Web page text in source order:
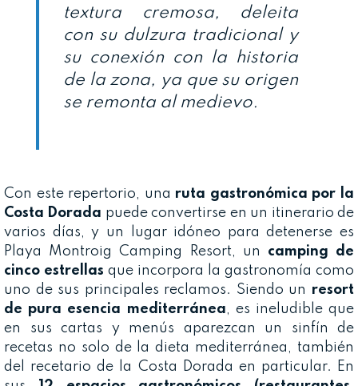
textura cremosa, deleita
con su dulzura tradicional y
su conexión con la historia
de la zona, ya que su origen
se remonta al medievo.
Con este repertorio, una ruta gastronómica por la
Costa Dorada puede convertirse en un itinerario de
varios días, y un lugar idóneo para detenerse es
Playa Montroig Camping Resort, un camping de
cinco estrellas que incorpora la gastronomía como
uno de sus principales reclamos. Siendo un resort
de pura esencia mediterránea, es ineludible que
en sus cartas y menús aparezcan un sinfín de
recetas no solo de la dieta mediterránea, también
del recetario de la Costa Dorada en particular. En